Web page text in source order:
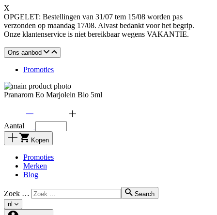
X
OPGELET: Bestellingen van 31/07 tem 15/08 worden pas
verzonden op maandag 17/08. Alvast bedankt voor het begrip.
Onze klantenservice is niet bereikbaar wegens VAKANTIE.
Ons aanbod
Promoties
Pranarom Eo Marjolein Bio 5ml
Aantal
Kopen
Promoties
Merken
Blog
Zoek …
Search
nl